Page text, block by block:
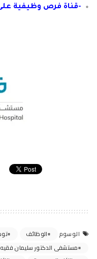
-قناة فرص وظيفية
الوسوم الوظائف
مستشفى الدكتور سليمان فقيه